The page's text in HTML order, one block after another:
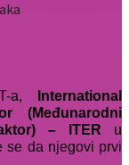
a,
International
(Međunarodni
– ITER u
se da njegovi prvi